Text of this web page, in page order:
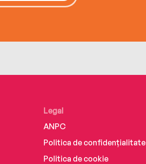
Legal
ANPC
Politica de confidențialitate
Politica de cookie